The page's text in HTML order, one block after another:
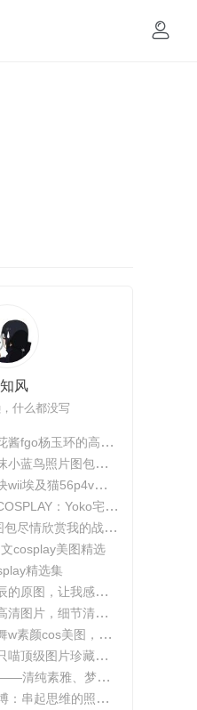
风
什么都没写
环的高清照片，太好看了
蓝鸟照片图包合集
56p4v照片精选大集合
：Yoko宅夏电子档图包
情欣赏我的战场作品集
cosplay美图精选
精选集
让我感受到了摄影的魅力
细节清晰展现真实美。
美图，一定不会让你失望
级图片珍藏套装。
唯美，成就一张张经典美图。
起思维的照片收集